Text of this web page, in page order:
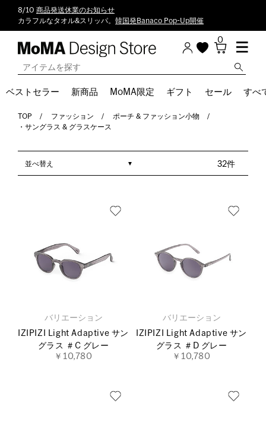
8/10 商品発送休業のお知らせ
カラフルなタオル&スリッパ。 韓国発Banaco Pop-Up開催
0
ベストセラー 新商品 MoMA限定 ギフト セール すべ
TOP ファッション
ポーチ & ファッション小物
・サングラス & グラスケース
32件
並べ替え
バリエーション
IZIPIZI Light Adaptive サン
グラス ＃C グレー
￥10,780
バリエーション
IZIPIZI Light Adaptive サン
グラス ＃D グレー
￥10,780